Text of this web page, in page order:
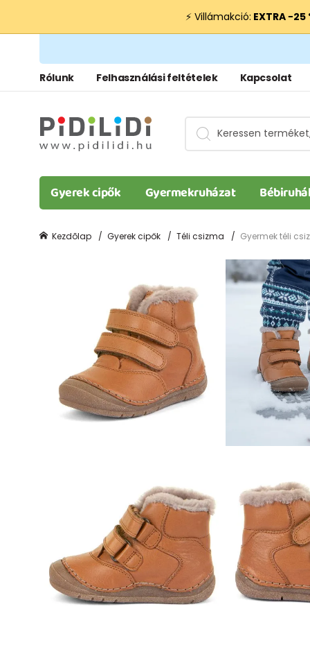
⚡ Villámakció: EXTRA −25
Rólunk Felhasználási feltételek Kapcsolat
Gyerek cipők Gyermekruházat
Kezdõlap Gyerek cipők Téli csizma Gyermek téli